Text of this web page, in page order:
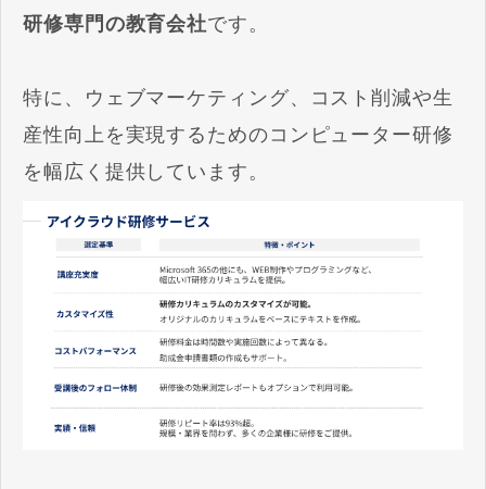
研修専門の教育会社です。
特に、ウェブマーケティング、コスト削減や生
産性向上を実現するためのコンピューター研修
を幅広く提供しています。